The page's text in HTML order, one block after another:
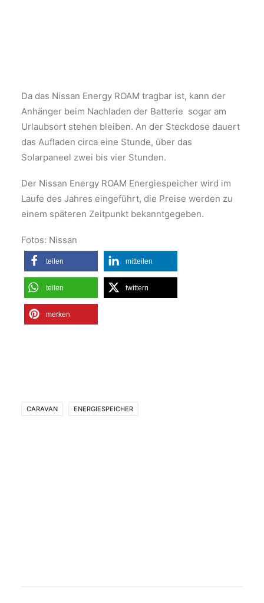
Da das Nissan Energy ROAM tragbar ist, kann der
Anhänger beim Nachladen der Batterie sogar am
Urlaubsort stehen bleiben. An der Steckdose dauert
das Aufladen circa eine Stunde, über das
Solarpaneel zwei bis vier Stunden.
Der Nissan Energy ROAM Energiespeicher wird im
Laufe des Jahres eingeführt, die Preise werden zu
einem späteren Zeitpunkt bekanntgegeben.
Fotos: Nissan
teilen mitteilen
teilen twittern
merken
CARAVAN ENERGIESPEICHER